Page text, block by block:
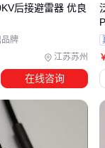
线：高密度安装
备：平衡重量和可
应关系不是绝对的
来需要结合具体
矿与普通场景的
选型需要围绕四个
江苏苏州
后接避雷器 优良
牌
在线咨询